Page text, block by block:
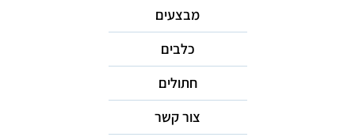
מבצעים
כלבים
חתולים
צור קשר